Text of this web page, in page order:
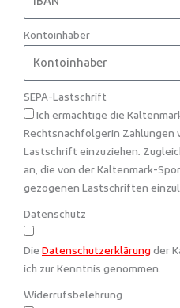
Kontoinhaber
SEPA-Lastschrift
Ich ermächtige die
Rechtsnachfolgerin Zahlungen
Lastschrift einzuziehen.
an, die von der Kaltenmark-
gezogenen Lastschriften
Datenschutz
Die Datenschutzerklärung der
ich zur Kenntnis genommen.
Widerrufsbelehrung